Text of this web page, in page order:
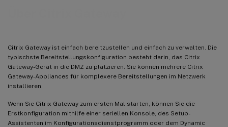
Citrix Gateway ist einfach bereitzustellen und einfach zu verwalten. Die
typischste Bereitstellungskonfiguration besteht darin, das Citrix
Gateway-Gerät in die DMZ zu platzieren. Sie können mehrere Citrix
Gateway-Appliances für komplexere Bereitstellungen im Netzwerk
installieren.
Wenn Sie Citrix Gateway zum ersten Mal starten, können Sie die
Erstkonfiguration mithilfe einer seriellen Konsole, des Setup-
Assistenten im Konfigurationsdienstprogramm oder dem Dynamic